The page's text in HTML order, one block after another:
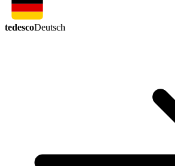
tedescoDeutsch